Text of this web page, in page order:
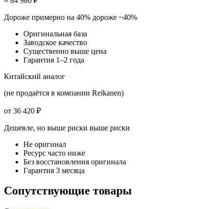
Дороже примерно на 40% дороже ~40%
Оригинальная база
Заводское качество
Существенно выше цена
Гарантия 1–2 года
Китайский аналог
(не продаётся в компании Reikanen)
от 36 420 ₽
Дешевле, но выше риски выше риски
Не оригинал
Ресурс часто ниже
Без восстановления оригинала
Гарантия 3 месяца
Сопутствующие товары